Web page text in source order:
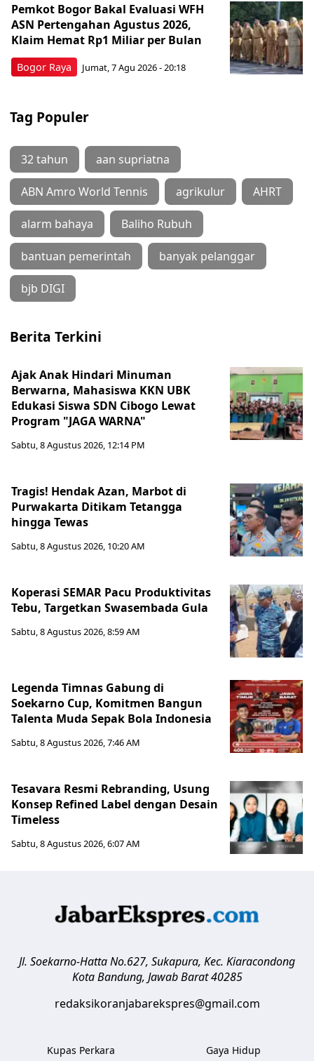
Bogor Raya
Pemkot Bogor Bakal Evaluasi WFH
ASN Pertengahan Agustus 2026,
Klaim Hemat Rp1 Miliar per Bulan
Jumat, 7 Agu 2026 - 20:18
Tag Populer
32 tahun aan supriatna
ABN Amro World Tennis agrikulur AHRT
alarm bahaya Baliho Rubuh
bantuan pemerintah banyak pelanggar
bjb DIGI
Berita Terkini
Ajak Anak Hindari Minuman
Berwarna, Mahasiswa KKN UBK
Edukasi Siswa SDN Cibogo Lewat
Program "JAGA WARNA"
Sabtu, 8 Agustus 2026, 12:14 PM
Tragis! Hendak Azan, Marbot di
Purwakarta Ditikam Tetangga
hingga Tewas
Sabtu, 8 Agustus 2026, 10:20 AM
Koperasi SEMAR Pacu Produktivitas
Tebu, Targetkan Swasembada Gula
Sabtu, 8 Agustus 2026, 8:59 AM
Legenda Timnas Gabung di
Soekarno Cup, Komitmen Bangun
Talenta Muda Sepak Bola Indonesia
Sabtu, 8 Agustus 2026, 7:46 AM
Tesavara Resmi Rebranding, Usung
Konsep Refined Label dengan Desain
Timeless
Sabtu, 8 Agustus 2026, 6:07 AM
Jl. Soekarno-Hatta No.627, Sukapura, Kec. Kiaracondong
Kota Bandung, Jawab Barat 40285
redaksikoranjabarekspres@gmail.com
Kupas Perkara Gaya Hidup